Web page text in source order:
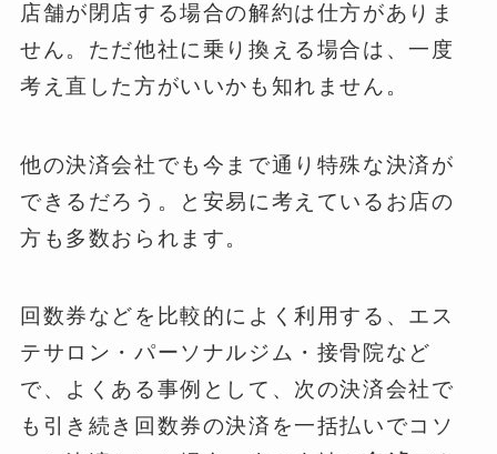
店舗が閉店する場合の解約は仕方がありま
せん。ただ他社に乗り換える場合は、一度
考え直した方がいいかも知れません。
他の決済会社でも今まで通り特殊な決済が
できるだろう。と安易に考えているお店の
方も多数おられます。
回数券などを比較的によく利用する、エス
テサロン・パーソナルジム・接骨院など
で、よくある事例として、次の決済会社で
も引き続き回数券の決済を一括払いでコソ